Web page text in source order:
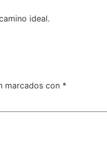
ideal.
marcados con *